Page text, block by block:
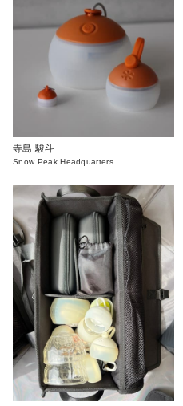
寺島 駿斗
Snow Peak Headquarters